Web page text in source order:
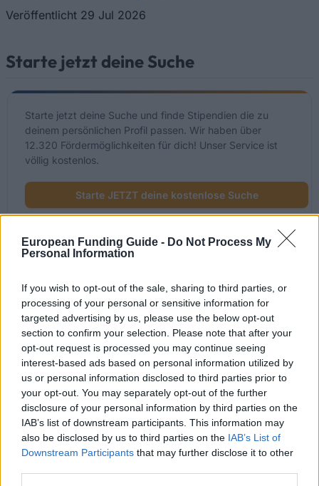
European Funding Guide - Do Not Process My
Personal Information
If you wish to opt-out of the sale, sharing to third parties, or
processing of your personal or sensitive information for
targeted advertising by us, please use the below opt-out
section to confirm your selection. Please note that after your
opt-out request is processed you may continue seeing
interest-based ads based on personal information utilized by
us or personal information disclosed to third parties prior to
your opt-out. You may separately opt-out of the further
disclosure of your personal information by third parties on the
IAB’s list of downstream participants. This information may
also be disclosed by us to third parties on the IAB’s List of
Downstream Participants that may further disclose it to other
Veröffentlicht 29 Jul 2026
Starte jetzt deine Suche
Starte jetzt deine Suche und finde Stipendien die zu
deinem persönlichen Profil passen. Wir haben über
12.320 Fördermöglichkeiten für dich! Unser Service ist
völlig kostenlos.
Starte JETZT deine kostenlose Suche
Fördermöglichkeiten
Förderungen für dein Studium in Österreich
Institution Scholarship
The province of Salzburg
The province of Salzburg - ISBK
Scholarship
The province of Salzburg
The province of Salzburg - Wahre
Landschaft Scholarship
Performing Arts in Vienna
Vienna (Vienna/Austria) - Petyrek